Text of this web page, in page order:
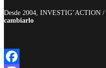
Desde 2004, INVESTIG’ACTION /
cambiarlo